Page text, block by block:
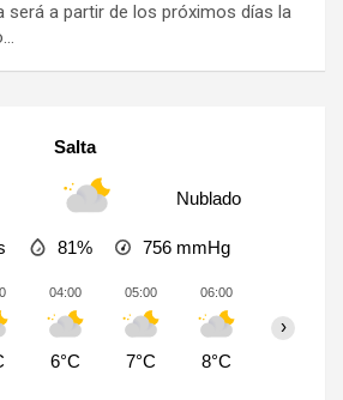
será a partir de los próximos días la
Salta
Nublado
81% 756 mmHg
04:00
6°C
05:00
7°C
06:00
8°C
›